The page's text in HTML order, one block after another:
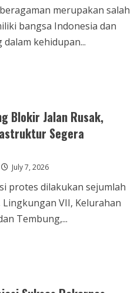
merupakan salah
bangsa Indonesia dan
kehidupan...
Blokir Jalan Rusak,
Segera
July 7, 2026
protes dilakukan sejumlah
VII, Kelurahan
Tembung,...